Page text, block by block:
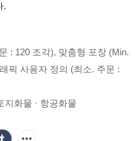
.
: 120 조각), 맞춤형 포장 (Min.
픽 사용자 정의 (최소. 주문 :
지화물 · 항공화물